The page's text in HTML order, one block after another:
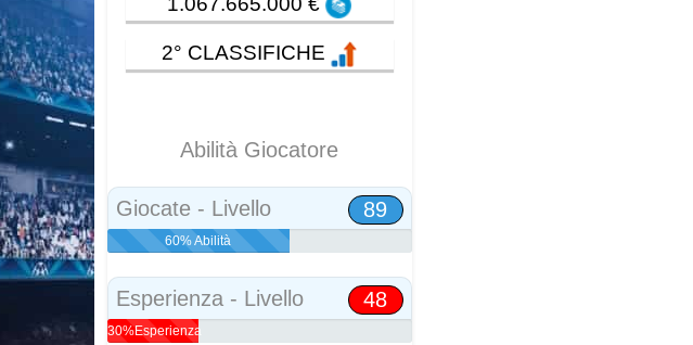
2° CLASSIFICHE
Abilità Giocatore
Giocate - Livello 89
60% Abilità
Esperienza - Livello 48
30%Esperienza